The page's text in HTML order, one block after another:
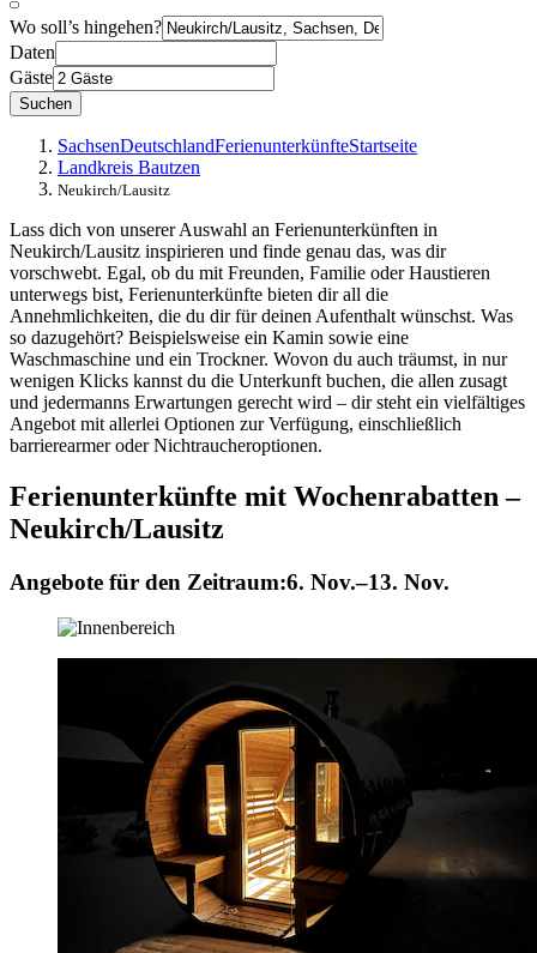
Wo soll’s hingehen?
Daten
Gäste
Suchen
SachsenDeutschlandFerienunterkünfteStartseite
Landkreis Bautzen
Neukirch/Lausitz
Lass dich von unserer Auswahl an Ferienunterkünften in
Neukirch/Lausitz inspirieren und finde genau das, was dir
vorschwebt. Egal, ob du mit Freunden, Familie oder Haustieren
unterwegs bist, Ferienunterkünfte bieten dir all die
Annehmlichkeiten, die du dir für deinen Aufenthalt wünschst. Was
so dazugehört? Beispielsweise ein Kamin sowie eine
Waschmaschine und ein Trockner. Wovon du auch träumst, in nur
wenigen Klicks kannst du die Unterkunft buchen, die allen zusagt
und jedermanns Erwartungen gerecht wird – dir steht ein vielfältiges
Angebot mit allerlei Optionen zur Verfügung, einschließlich
barrierearmer oder Nichtraucheroptionen.
Ferienunterkünfte mit Wochenrabatten –
Neukirch/Lausitz
Angebote für den Zeitraum:6. Nov.–13. Nov.